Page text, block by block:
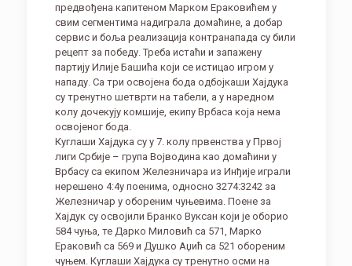
предвођена капитеном Марком Ераковићем у
свим сегментима надиграла домаћине, а добар
сервис и боља реализација контранапада су били
рецепт за победу. Треба истаћи и запажену
партију Илије Башића који се истицао игром у
нападу. Са три освојена бода одбојкаши Хајдука
су тренутно шетврти на табели, а у наредном
колу дочекују комшије, екипу Врбаса која нема
освојеног бода.
Куглаши Хајдука су у 7. колу првенства у Првој
лиги Србије – група Војводина као домаћини у
Врбасу са екипом Железничара из Инђије играли
нерешено 4:4у поенима, односно 3274:3242 за
Железничар у обореним чуњевима. Поене за
Хајдук су освојили Бранко Вуксан који је оборио
584 чуња, те Дарко Миловић са 571, Марко
Ераковић са 569 и Душко Аџић са 521 обореним
чуњем. Куглаши Хајдука су тренутно осми на